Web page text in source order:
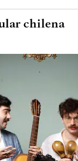
chilena